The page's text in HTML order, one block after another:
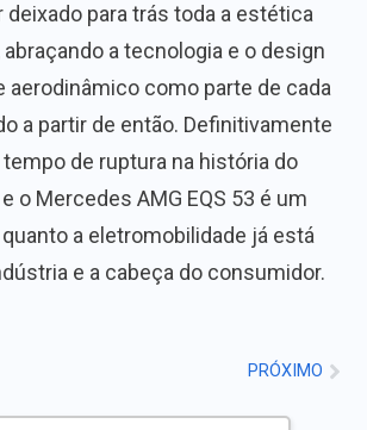
deixado para trás toda a estética
a tecnologia e o design
aerodinâmico como parte de cada
a partir de então. Definitivamente
de ruptura na história do
o Mercedes AMG EQS 53 é um
a eletromobilidade já está
e a cabeça do consumidor.
PRÓXIMO